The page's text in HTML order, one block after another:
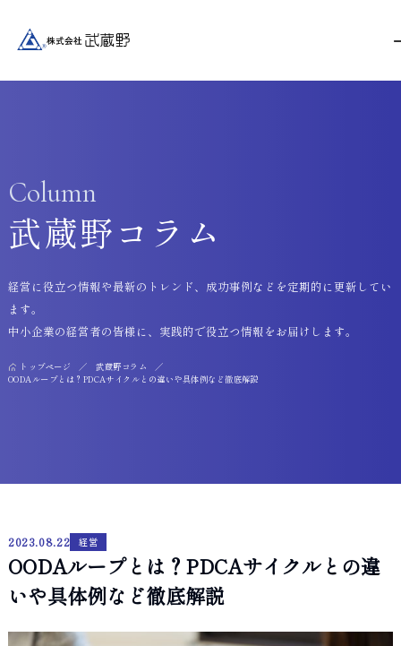
Column
武蔵野コラム
トップページ
武蔵野コラム
OODAループとは？PDCAサイクルとの違いや具体例など徹底解説
経営に役立つ情報や最新のトレンド、成功事例などを定期的に更新してい
ます。
中小企業の経営者の皆様に、実践的で役立つ情報をお届けします。
2023.08.22 経営
OODAループとは？PDCAサイクルとの違
いや具体例など徹底解説